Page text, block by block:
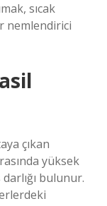
sıcak
nemlendirici
çıkan
yüksek
bulunur.